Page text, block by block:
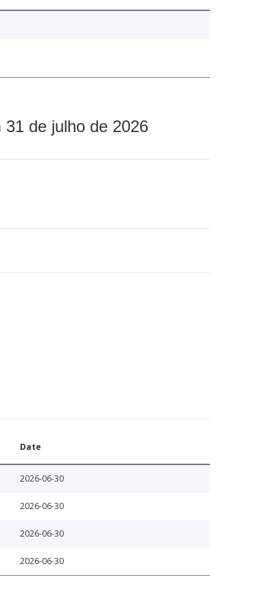
de julho de 2026
Date
2026-06-30
2026-06-30
2026-06-30
2026-06-30